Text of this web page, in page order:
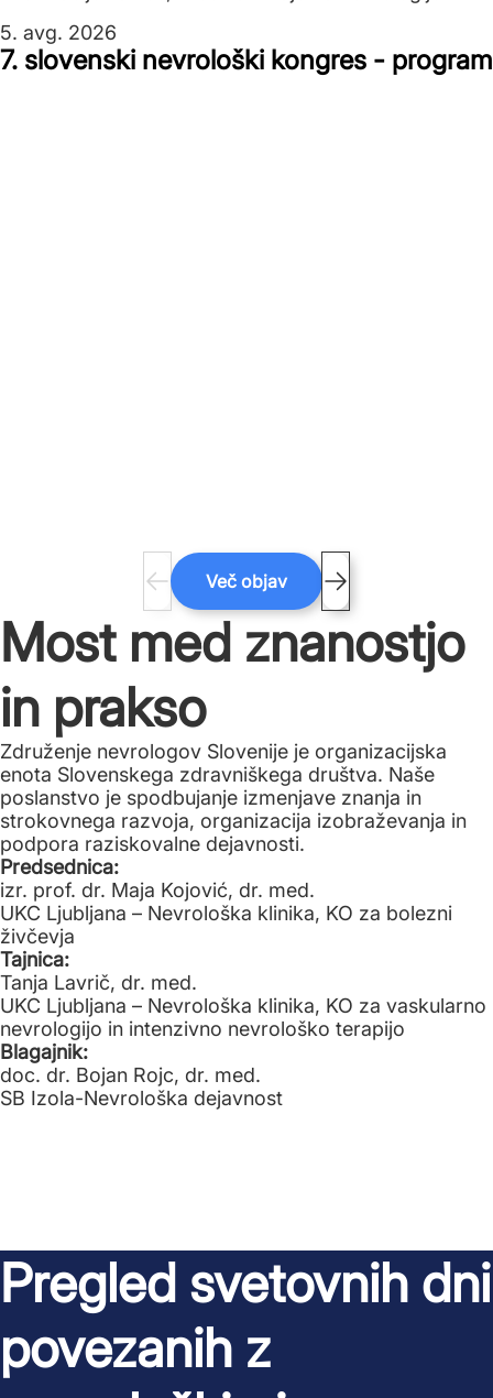
5. avg. 2026
7. slovenski nevrološki kongres - program
Več objav
Most med znanostjo
in prakso
Združenje nevrologov Slovenije je organizacijska
enota Slovenskega zdravniškega društva. Naše
poslanstvo je spodbujanje izmenjave znanja in
strokovnega razvoja, organizacija izobraževanja in
podpora raziskovalne dejavnosti.
Predsednica:
izr. prof. dr. Maja Kojović, dr. med.
UKC Ljubljana – Nevrološka klinika, KO za bolezni
živčevja
Tajnica:
Tanja Lavrič, dr. med.
UKC Ljubljana – Nevrološka klinika, KO za vaskularno
nevrologijo in intenzivno nevrološko terapijo
Blagajnik:
doc. dr. Bojan Rojc, dr. med.
SB Izola-Nevrološka dejavnost
Pregled svetovnih dni
povezanih z